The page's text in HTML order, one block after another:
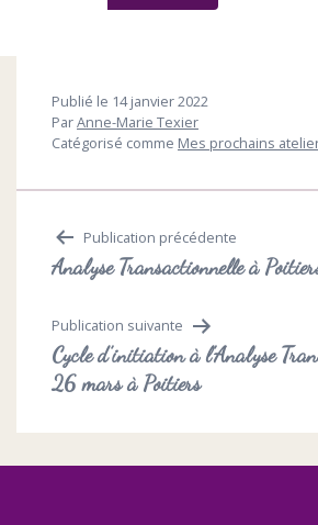
Publié le 14 janvier 2022
ParAnne-Marie Texier
Catégorisé comme Mes prochains
Navigation
l’article
Publication précédente
Analyse Transactionnelle à
Publication suivante
Cycle d’initiation à l’Analyse
26 mars à Poitiers